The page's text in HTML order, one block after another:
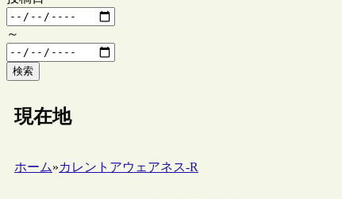
～
検索
現在地
ホーム»カレントアウェアネス-R